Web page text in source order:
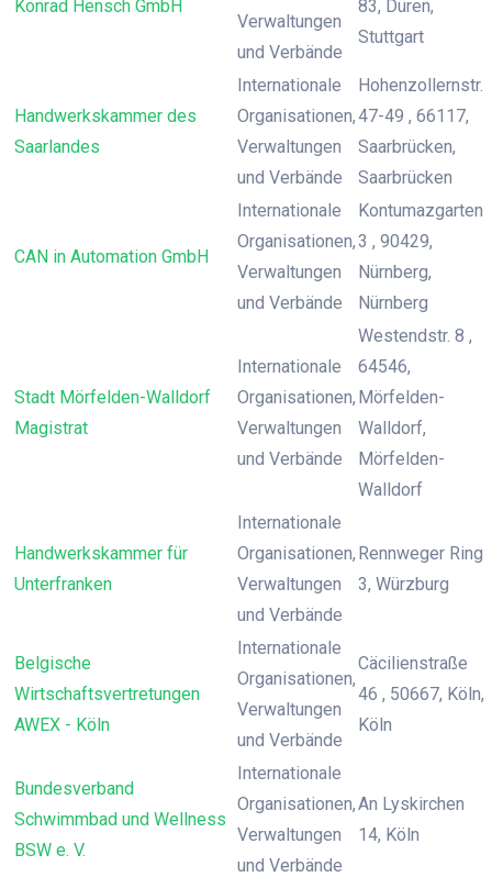
Konrad Hensch GmbH
Verwaltungen
und Verbände
83, Düren,
Stuttgart
Handwerkskammer des
Saarlandes
Internationale
Organisationen,
Verwaltungen
und Verbände
Hohenzollernstr.
47-49 , 66117,
Saarbrücken,
Saarbrücken
CAN in Automation GmbH
Internationale
Organisationen,
Verwaltungen
und Verbände
Kontumazgarten
3 , 90429,
Nürnberg,
Nürnberg
Stadt Mörfelden-Walldorf
Magistrat
Internationale
Organisationen,
Verwaltungen
und Verbände
Westendstr. 8 ,
64546,
Mörfelden-
Walldorf,
Mörfelden-
Walldorf
Handwerkskammer für
Unterfranken
Internationale
Organisationen,
Verwaltungen
und Verbände
Rennweger Ring
3, Würzburg
Belgische
Wirtschaftsvertretungen
AWEX - Köln
Internationale
Organisationen,
Verwaltungen
und Verbände
Cäcilienstraße
46 , 50667, Köln,
Köln
Bundesverband
Schwimmbad und Wellness
BSW e. V.
Internationale
Organisationen,
Verwaltungen
und Verbände
An Lyskirchen
14, Köln